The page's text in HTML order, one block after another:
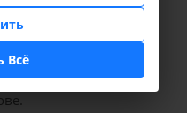
при отсутствии
медицинская помощь
Всё